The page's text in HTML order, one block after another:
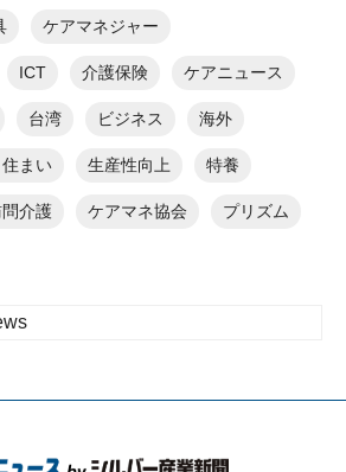
ケアマネジャー
ICT 介護保険 ケアニュース
台湾 ビジネス 海外
まい 生産性向上 特養
介護 ケアマネ協会 プリズム